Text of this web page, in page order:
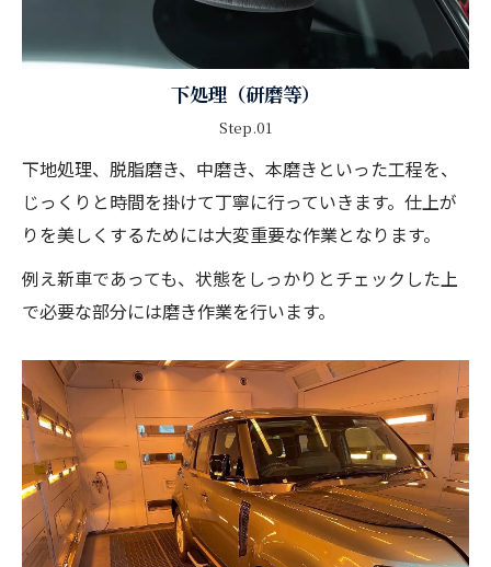
下処理（研磨等）
Step.01
下地処理、脱脂磨き、中磨き、本磨きといった工程を、
じっくりと時間を掛けて丁寧に行っていきます。仕上が
りを美しくするためには大変重要な作業となります。
例え新車であっても、状態をしっかりとチェックした上
で必要な部分には磨き作業を行います。